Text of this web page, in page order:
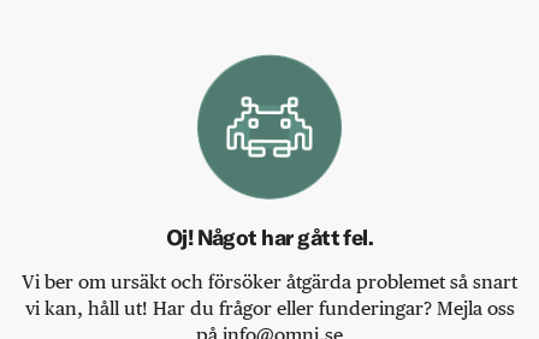
Oj! Något har gått fel.
Vi ber om ursäkt och försöker åtgärda problemet så snart
vi kan, håll ut! Har du frågor eller funderingar? Mejla oss